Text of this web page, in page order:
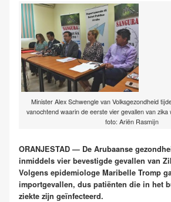
Minister Alex Schwengle van Volksgezondheid
vanochtend waarin de eerste vier gevallen van
foto: Ariën Rasmijn
ORANJESTAD — De Arubaanse
inmiddels vier bevestigde gevallen van
Volgens epidemiologe Maribelle Tromp
importgevallen, dus patiënten die in het
ziekte zijn geïnfecteerd.